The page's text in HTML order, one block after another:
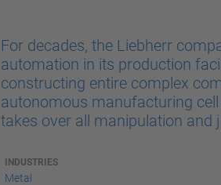
For decades, the Liebherr
automation in its production
constructing entire complex
autonomous manufacturing
takes over all manipulation and
INDUSTRIES
Metal